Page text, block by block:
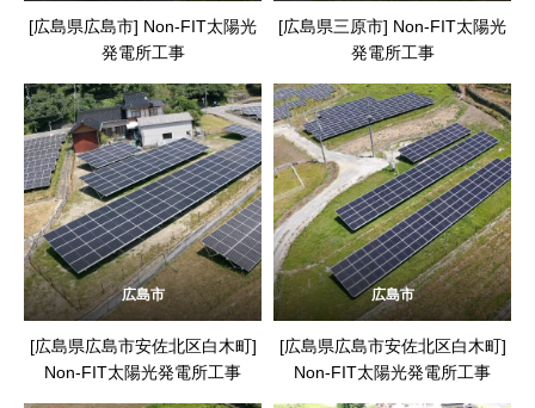
[広島県広島市] Non-FIT太陽光
発電所工事
[広島県三原市] Non-FIT太陽光
発電所工事
広島市
[広島県広島市安佐北区白木町]
Non-FIT太陽光発電所工事
広島市
[広島県広島市安佐北区白木町]
Non-FIT太陽光発電所工事